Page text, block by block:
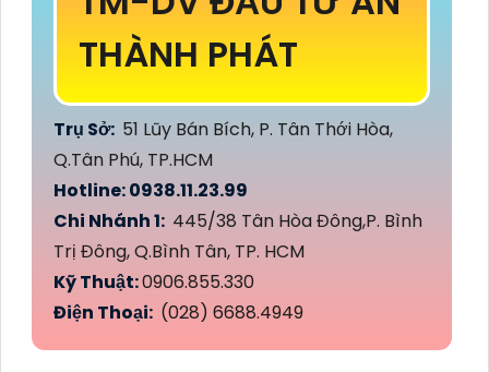
THÀNH PHÁT
Trụ Sở: 51 Lũy Bán Bích, P. Tân Thới Hòa,
Q.Tân Phú, TP.HCM
Hotline: 0938.11.23.99
Chi Nhánh 1: 445/38 Tân Hòa Đông,P. Bình
Trị Đông, Q.Bình Tân, TP. HCM
Kỹ Thuật:0906.855.330
Điện Thoại: (028) 6688.4949